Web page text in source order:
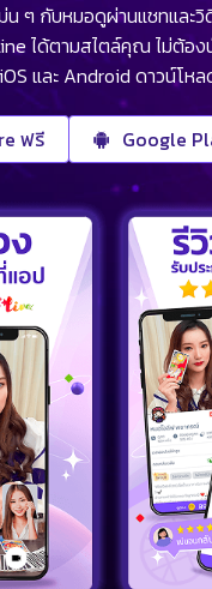
น ๆ กับหมอดูผ่านแชทและวิ
ได้ตามสไตล์คุณ ไม่ต้อง
และ Android ดาวน์โหล
ฟรี Google